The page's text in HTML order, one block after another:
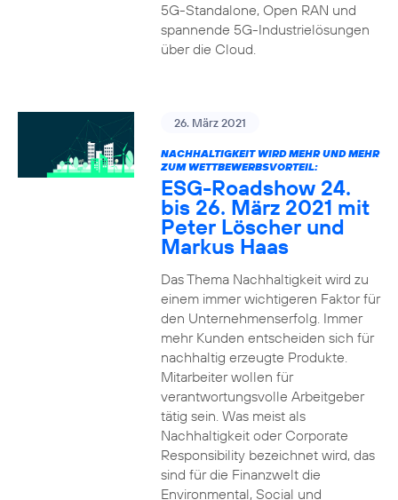
5G-Standalone, Open RAN und
spannende 5G-Industrielösungen
über die Cloud.
26. März 2021
NACHHALTIGKEIT WIRD MEHR UND MEHR
ZUM WETTBEWERBSVORTEIL:
ESG-Roadshow 24.
bis 26. März 2021 mit
Peter Löscher und
Markus Haas
Das Thema Nachhaltigkeit wird zu
einem immer wichtigeren Faktor für
den Unternehmenserfolg. Immer
mehr Kunden entscheiden sich für
nachhaltig erzeugte Produkte.
Mitarbeiter wollen für
verantwortungsvolle Arbeitgeber
tätig sein. Was meist als
Nachhaltigkeit oder Corporate
Responsibility bezeichnet wird, das
sind für die Finanzwelt die
Environmental, Social und